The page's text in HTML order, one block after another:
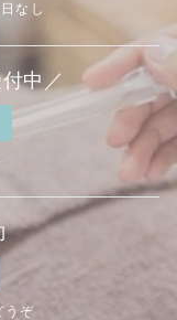
なし
中／
うぞ